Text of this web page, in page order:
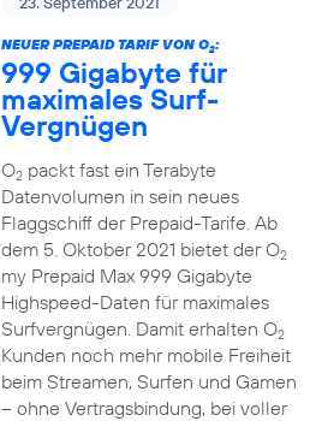
NEUER PREPAID TARIF VON O2:
999 Gigabyte für
maximales Surf-
Vergnügen
O2packt fast ein Terabyte
Datenvolumen in sein neues
Flaggschiff der Prepaid-Tarife. Ab
dem 5. Oktober 2021 bietet der O2
my Prepaid Max 999 Gigabyte
Highspeed-Daten für maximales
Surfvergnügen. Damit erhalten O2
Kunden noch mehr mobile Freiheit
beim Streamen, Surfen und Gamen
– ohne Vertragsbindung, bei voller